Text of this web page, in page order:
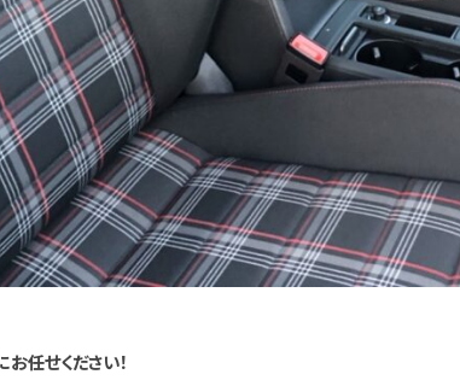
任せください！